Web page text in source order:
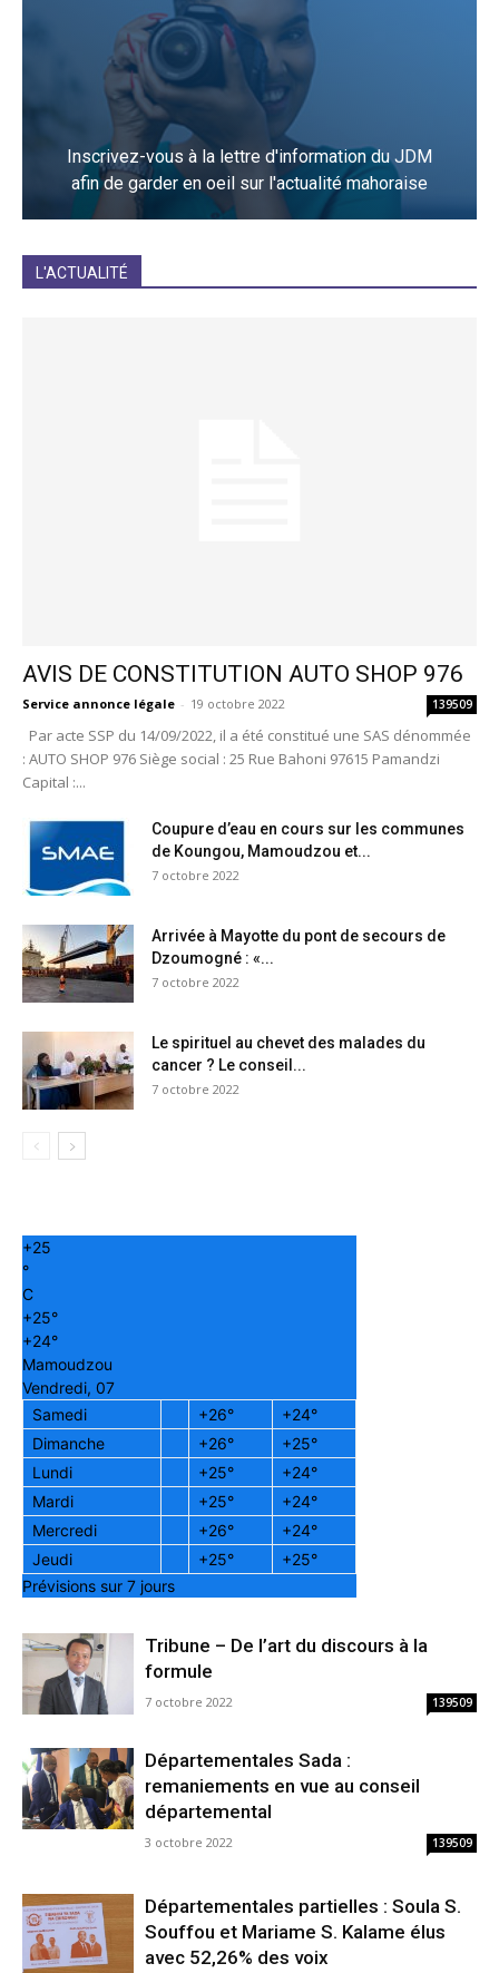
Inscrivez-vous à la lettre d'information du JDM
afin de garder en oeil sur l'actualité mahoraise
L'ACTUALITÉ
AVIS DE CONSTITUTION AUTO SHOP 976
Service annonce légale - 19 octobre 2022 139509
Par acte SSP du 14/09/2022, il a été constitué une SAS dénommée
: AUTO SHOP 976 Siège social : 25 Rue Bahoni 97615 Pamandzi
Capital :...
Coupure d’eau en cours sur les communes
de Koungou, Mamoudzou et...
7 octobre 2022
Arrivée à Mayotte du pont de secours de
Dzoumogné : «...
7 octobre 2022
Le spirituel au chevet des malades du
cancer ? Le conseil...
7 octobre 2022
+25
°
C
+25°
+24°
Mamoudzou
Vendredi, 07
Samedi
+26° +24°
Dimanche
+26° +25°
Lundi
+25° +24°
Mardi
+25° +24°
Mercredi
+26° +24°
Jeudi
+25° +25°
Prévisions sur 7 jours
Tribune – De l’art du discours à la
formule
7 octobre 2022 139509
Départementales Sada :
remaniements en vue au conseil
départemental
3 octobre 2022 139509
Départementales partielles : Soula S.
Souffou et Mariame S. Kalame élus
avec 52,26% des voix